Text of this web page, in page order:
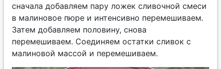
сначала добавляем пару ложек сливочной смеси
в малиновое пюре и интенсивно перемешиваем.
Затем добавляем половину, снова
перемешиваем. Соединяем остатки сливок с
малиновой массой и перемешиваем.